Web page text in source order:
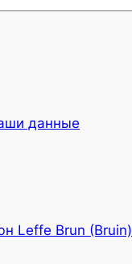
данные
Leffe Brun (Bruin)